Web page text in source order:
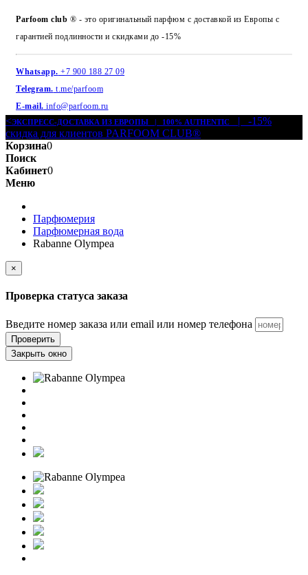
Parfoom club ® - это оригинальный парфюм с доставкой из Европы с
гарантией подлинности и скидками до -15%
Whatsapp. +7 900 188 27 09
Telegram. t.me/parfoom
E-mail. info@parfoom.ru
<ЭКСПРЕСС-ДОСТАВКА ИЗ ЕВРОПЫ | 100% AUTHENTIC
| -15%
скидка для клиентов PARFOOM CLUB®
Корзина0
Поиск
Кабинет0
Меню
Парфюмерия
Парфюмерная вода
Rabanne Olympea
×
Проверка статуса заказа
Введите номер заказа или email или номер телефона
Проверить
Закрыть окно